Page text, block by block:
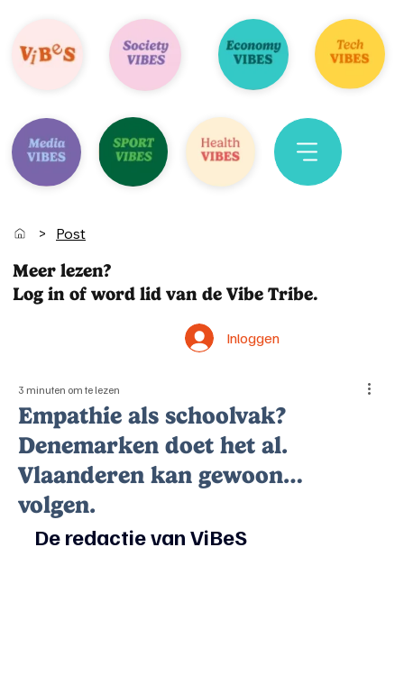
> Post
Meer lezen?
Log in of word lid van de Vibe Tribe.
Inloggen
Empathie als schoolvak?
Denemarken doet het al.
Vlaanderen kan gewoon…
volgen.
3 minuten om te lezen
De redactie van ViBeS